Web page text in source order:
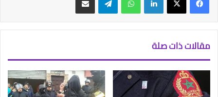
مقالات ذات صلة